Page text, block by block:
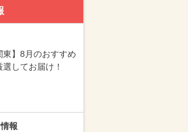
東】8月のおすすめ
選してお届け！
報